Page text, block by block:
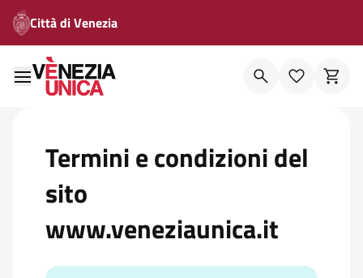
Città di Venezia
Termini e condizioni del
sito
www.veneziaunica.it